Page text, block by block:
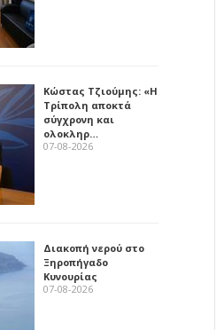
Κώστας Τζιούμης: «Η
Τρίπολη αποκτά
σύγχρονη και
ολοκληρ…
07-08-2026
Διακοπή νερού στο
Ξηροπήγαδο
Κυνουρίας
07-08-2026